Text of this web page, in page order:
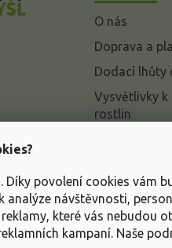
Díky povolení cookies vám
analýze návštěvnosti,
které vás nebudou
kampaní. Naše
O nás
Doprava a
Dodací lhůty
Vysvětlivky k
rostlin
Informace o
údajů
Obchodní